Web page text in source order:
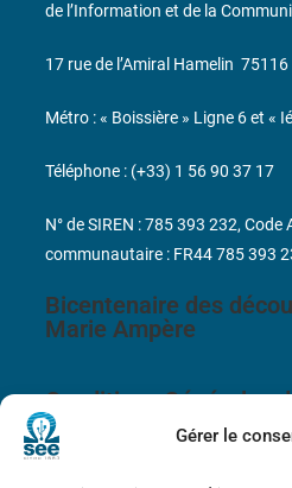
Gérer le
Bicentenaire des
Marie Ampère
Conditions Générales
de l’Information et de la
17 rue de l’Amiral Hamelin 75116
Métro : « Boissière » Ligne 6 et «
Téléphone : (+33) 1 56 90 37 17
N° de SIREN : 785 393 232, Code
communautaire : FR44 785 393